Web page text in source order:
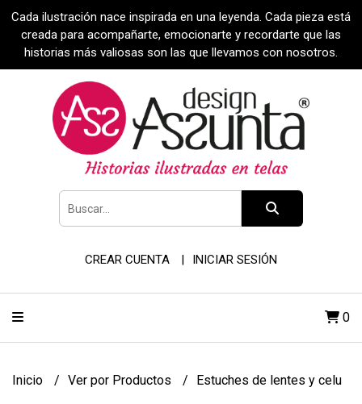
Cada ilustración nace inspirada en una leyenda. Cada pieza está
creada para acompañarte, emocionarte y recordarte que las
historias más valiosas son las que llevamos con nosotros.
CREAR CUENTA INICIAR SESIÓN
0
Inicio Ver por Productos Estuches de lentes y celu